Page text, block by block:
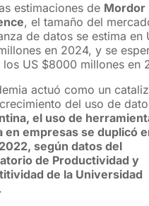
estimaciones de Mordor
, el tamaño del
de datos se estima en
en 2024, y se
los US $8000 millones en
actuó como un
del uso de
el uso de
en empresas se duplicó
según datos del
de Productividad y
de la Universidad
.